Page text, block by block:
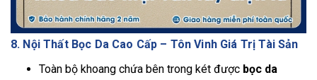
8. Nội Thất Bọc Da Cao Cấp – Tôn Vinh Giá Trị Tài Sản
Toàn bộ khoang chứa bên trong két được bọc da